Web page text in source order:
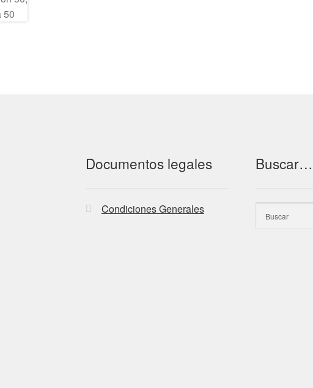
Documentos legales
Condiciones Generales
Buscar…